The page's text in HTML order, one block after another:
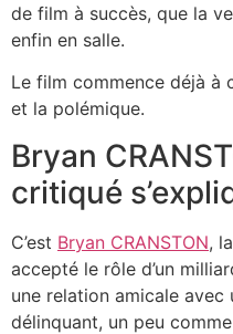
de film à succès, que la
enfin en salle.
Le film commence déjà à
et la polémique.
Bryan
critiqué
C’est Bryan CRANSTON,
accepté le rôle d’un
une relation amicale
délinquant, un peu